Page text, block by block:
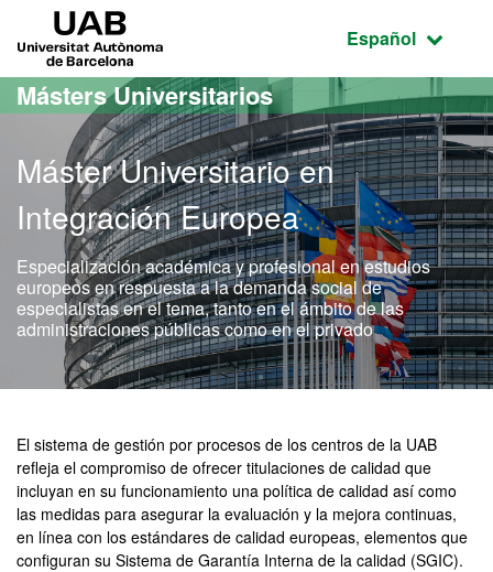
Acceso al contenido principal
Acceso a la navegación de la página
Idioma
Español
Másters Universitarios
Máster Universitario en
Integración Europea
Especialización académica y profesional en estudios
europeos en respuesta a la demanda social de
especialistas en el tema, tanto en el ámbito de las
administraciones públicas como en el privado
Máster Oficial -
El sistema de gestión por procesos de los centros de la UAB
refleja el compromiso de ofrecer titulaciones de calidad que
incluyan en su funcionamiento una política de calidad así como
las medidas para asegurar la evaluación y la mejora continuas,
en línea con los estándares de calidad europeas, elementos que
configuran su Sistema de Garantía Interna de la calidad (SGIC).